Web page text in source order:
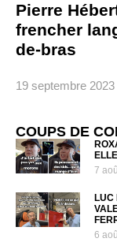
Pierre
frencher
de-bras
19 septembre 2023
COUPS DE
7
LUC
6